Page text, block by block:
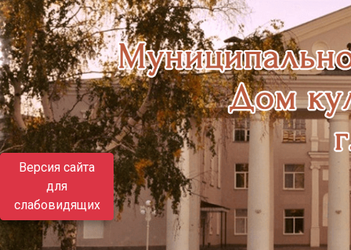
Версия сайта
для
слабовидящих